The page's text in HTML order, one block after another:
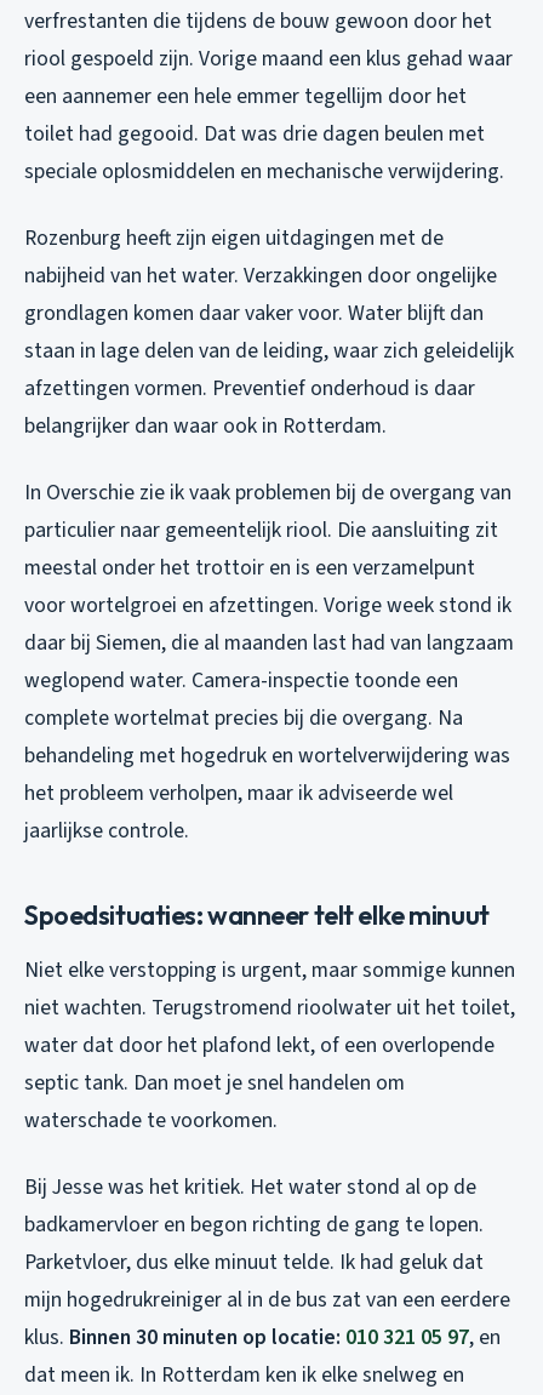
verfrestanten die tijdens de bouw gewoon door het
riool gespoeld zijn. Vorige maand een klus gehad waar
een aannemer een hele emmer tegellijm door het
toilet had gegooid. Dat was drie dagen beulen met
speciale oplosmiddelen en mechanische verwijdering.
Rozenburg heeft zijn eigen uitdagingen met de
nabijheid van het water. Verzakkingen door ongelijke
grondlagen komen daar vaker voor. Water blijft dan
staan in lage delen van de leiding, waar zich geleidelijk
afzettingen vormen. Preventief onderhoud is daar
belangrijker dan waar ook in Rotterdam.
In Overschie zie ik vaak problemen bij de overgang van
particulier naar gemeentelijk riool. Die aansluiting zit
meestal onder het trottoir en is een verzamelpunt
voor wortelgroei en afzettingen. Vorige week stond ik
daar bij Siemen, die al maanden last had van langzaam
weglopend water. Camera-inspectie toonde een
complete wortelmat precies bij die overgang. Na
behandeling met hogedruk en wortelverwijdering was
het probleem verholpen, maar ik adviseerde wel
jaarlijkse controle.
Spoedsituaties: wanneer telt elke minuut
Niet elke verstopping is urgent, maar sommige kunnen
niet wachten. Terugstromend rioolwater uit het toilet,
water dat door het plafond lekt, of een overlopende
septic tank. Dan moet je snel handelen om
waterschade te voorkomen.
Bij Jesse was het kritiek. Het water stond al op de
badkamervloer en begon richting de gang te lopen.
Parketvloer, dus elke minuut telde. Ik had geluk dat
mijn hogedrukreiniger al in de bus zat van een eerdere
klus. Binnen 30 minuten op locatie: 010 321 05 97, en
dat meen ik. In Rotterdam ken ik elke snelweg en